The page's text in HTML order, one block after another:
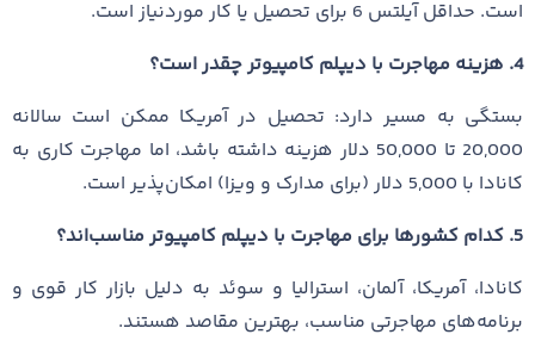
است. حداقل آیلتس 6 برای تحصیل یا کار موردنیاز است.
4. هزینه مهاجرت با دیپلم کامپیوتر چقدر است؟
بستگی به مسیر دارد: تحصیل در آمریکا ممکن است سالانه
20,000 تا 50,000 دلار هزینه داشته باشد، اما مهاجرت کاری به
کانادا با 5,000 دلار (برای مدارک و ویزا) امکان‌پذیر است.
5. کدام کشورها برای مهاجرت با دیپلم کامپیوتر مناسب‌اند؟
کانادا، آمریکا، آلمان، استرالیا و سوئد به دلیل بازار کار قوی و
برنامه‌های مهاجرتی مناسب، بهترین مقاصد هستند.